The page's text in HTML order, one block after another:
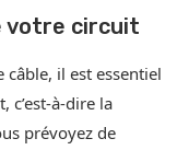
votre circuit
il est essentiel
c’est-à-dire la
prévoyez de